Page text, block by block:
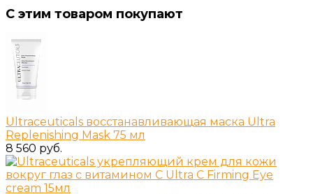
С этим товаром покупают
Ultraceuticals восстанавливающая маска Ultra
Replenishing Mask 75 мл
8 560 руб.